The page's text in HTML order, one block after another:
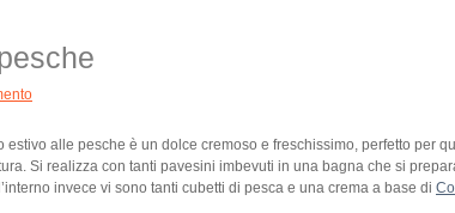
estivo alle pesche è un dolce cremoso e freschissimo, perfetto per
Si realizza con tanti pavesini imbevuti in una bagna che si
invece vi sono tanti cubetti di pesca e una crema a base di